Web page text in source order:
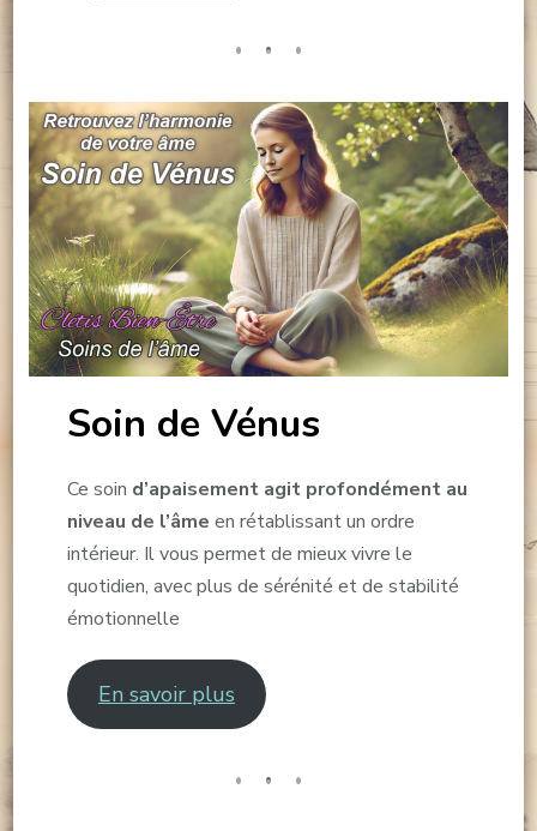
Soin de Vénus
Ce soin d’apaisement agit profondément au
niveau de l’âme en rétablissant un ordre
intérieur. Il vous permet de mieux vivre le
quotidien, avec plus de sérénité et de stabilité
émotionnelle
En savoir plus